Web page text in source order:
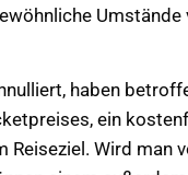
haben
ein
Reiseziel. Wird